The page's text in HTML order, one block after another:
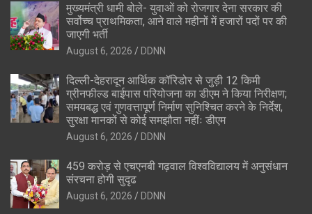
मुख्यमंत्री धामी बोले- युवाओं को रोजगार देना सरकार की
सर्वोच्च प्राथमिकता, आने वाले महीनों में हजारों पदों पर की
जाएगी भर्ती
August 6, 2026 DDNN
दिल्ली-देहरादून आर्थिक कॉरिडोर से जुड़ी 12 किमी
ग्रीनफील्ड बाईपास परियोजना का डीएम ने किया निरीक्षण;
समयबद्ध एवं गुणवत्तापूर्ण निर्माण सुनिश्चित करने के निर्देश,
सुरक्षा मानकों से कोई समझौता नहींः डीएम
August 6, 2026 DDNN
459 करोड़ से एचएनबी गढ़वाल विश्वविद्यालय में अनुसंधान
संरचना होगी सुदृढ
August 6, 2026 DDNN